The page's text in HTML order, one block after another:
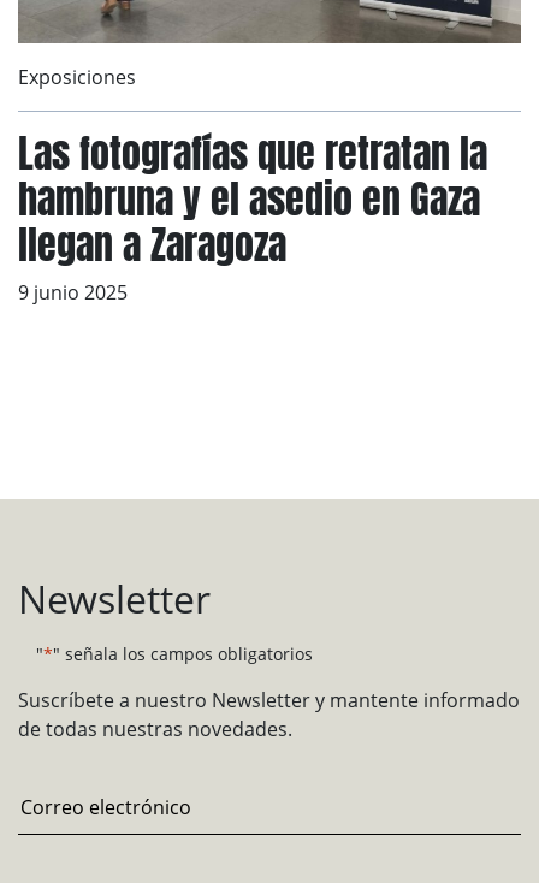
Exposiciones
Las fotografías que retratan la
hambruna y el asedio en Gaza
llegan a Zaragoza
9 junio 2025
Newsletter
"*" señala los campos obligatorios
Suscríbete a nuestro Newsletter y mantente informado
de todas nuestras novedades.
Email*